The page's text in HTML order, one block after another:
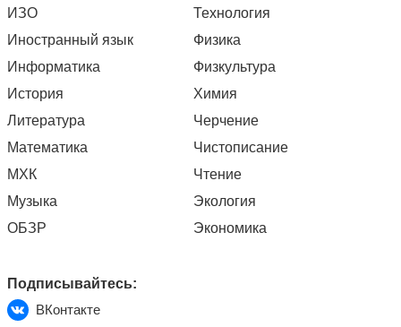
ИЗО
Иностранный язык
Информатика
История
Литература
Математика
МХК
Музыка
ОБЗР
Технология
Физика
Физкультура
Химия
Черчение
Чистописание
Чтение
Экология
Экономика
Подписывайтесь:
ВКонтакте